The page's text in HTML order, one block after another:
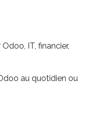
IT, financier,
au quotidien ou